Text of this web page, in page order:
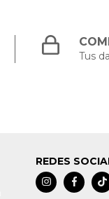
Tus
REDES